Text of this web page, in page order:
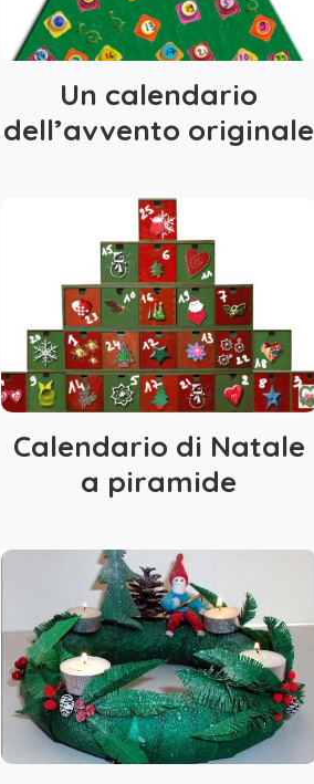
Un calendario
dell’avvento originale
Calendario di Natale
a piramide